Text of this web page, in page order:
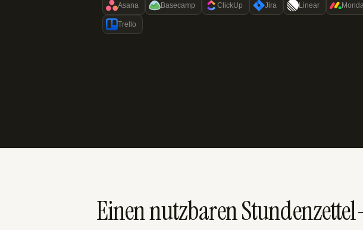
Asana Basecamp ClickUp Jira Linear
Trello
Einen nutzbaren